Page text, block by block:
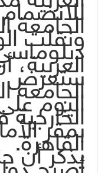
الجامعة
ونقلت
ستعرض
الجامعة
اليوم
بمقر
القاهرة.
يذكر أن